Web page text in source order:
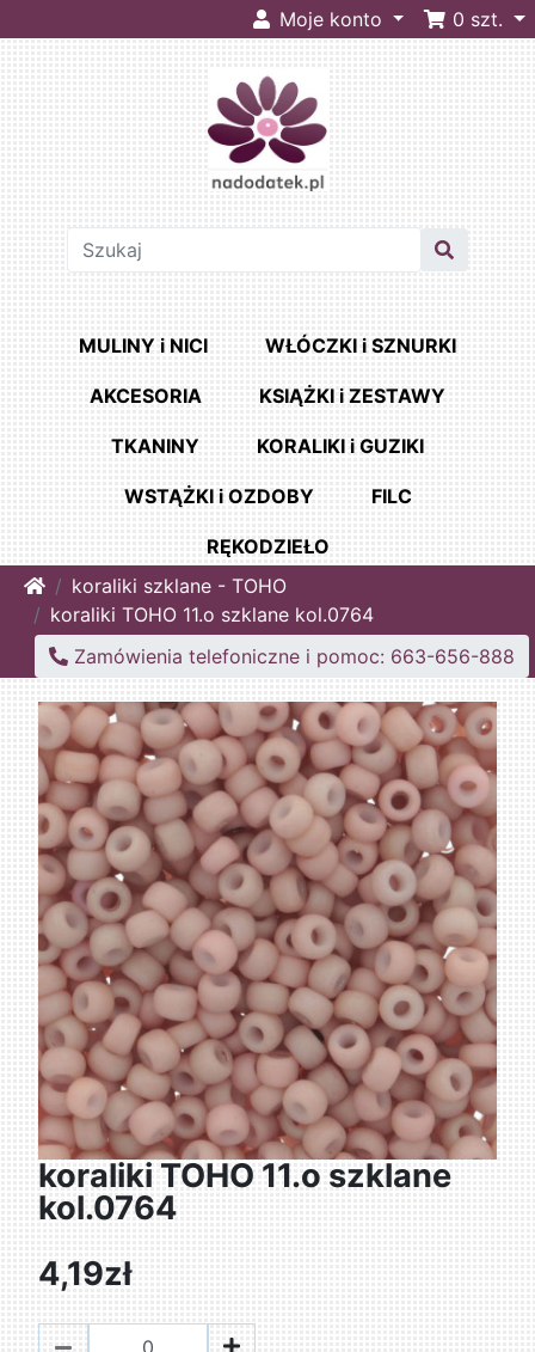
Moje konto 0 szt.
MULINY i NICI WŁÓCZKI i SZNURKI
AKCESORIA KSIĄŻKI i ZESTAWY
TKANINY KORALIKI i GUZIKI
WSTĄŻKI i OZDOBY FILC
RĘKODZIEŁO
Homekoraliki szklane - TOHO
koraliki TOHO 11.o szklane kol.0764
Zamówienia telefoniczne i pomoc: 663-656-888
koraliki TOHO 11.o szklane
kol.0764
4,19zł